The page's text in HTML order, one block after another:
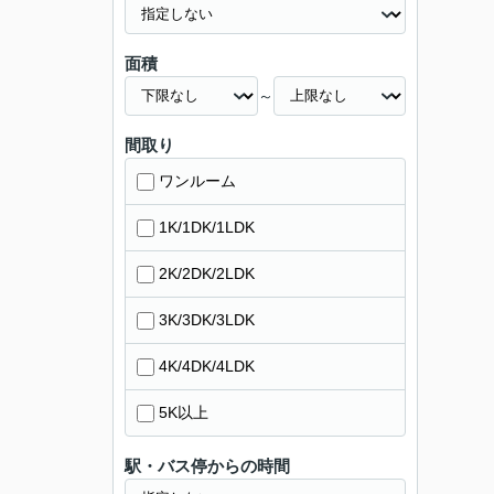
面積
～
間取り
ワンルーム
1K/1DK/1LDK
2K/2DK/2LDK
3K/3DK/3LDK
4K/4DK/4LDK
5K以上
駅・バス停からの時間